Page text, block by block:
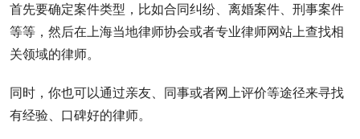
首先要确定案件类型，比如合同纠纷、离婚案件、刑事案件
等等，然后在上海当地律师协会或者专业律师网站上查找相
关领域的律师。
同时，你也可以通过亲友、同事或者网上评价等途径来寻找
有经验、口碑好的律师。